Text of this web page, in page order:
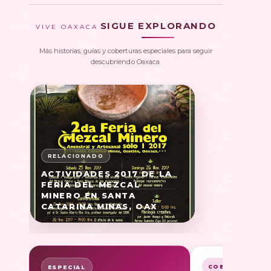
VIVE OAXACA SIGUE EXPLORANDO
Más historias, guías y coberturas especiales para seguir
descubriendo Oaxaca.
ACTIVIDADES 2017 DE LA
FERIA DEL MEZCAL
MINERO EN SANTA
CATARINA MINAS, OAX
ESPECIAL COBERTURA